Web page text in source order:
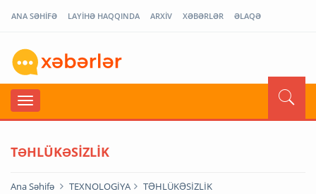
ANA SƏHİFƏ LAYİHƏ HAQQINDA ARXİV XƏBƏRLƏR ƏLAQƏ
TƏHLÜKƏSİZLİK
Ana Səhifə TEXNOLOGİYA TƏHLÜKƏSİZLİK